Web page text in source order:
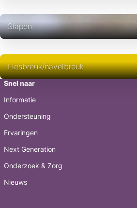
Slapen
Liesbreuk/navelbreuk
Snel naar
Informatie
Ondersteuning
Ervaringen
Next Generation
Onderzoek & Zorg
Nieuws